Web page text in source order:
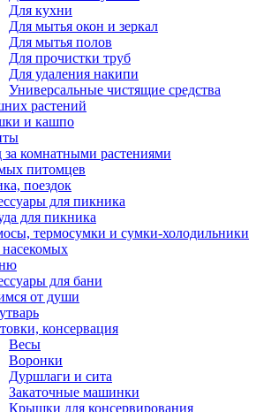
Для кухни
Для мытья окон и зеркал
Для мытья полов
Для прочистки труб
Для удаления накипи
Универсальные чистящие средства
растений
и кашпо
за комнатными растениями
питомцев
поездок
для пикника
для пикника
термосумки и сумки-холодильники
для бани
от души
консервация
Весы
Воронки
Дуршлаги и сита
Закаточные машинки
Крышки для консервирования